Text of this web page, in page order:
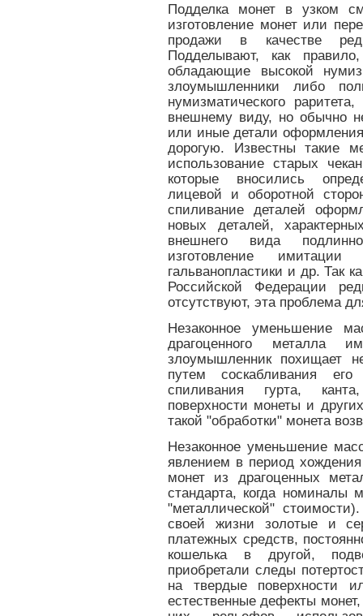
Подделка монет в узком
изготовление монет или
продажи в качестве
Подделывают, как
обладающие высокой
злоумышленники либо
нумизматического
внешнему виду, но обычно
или иные детали
дорогую. Известны такие
использование старых
которые вносились
лицевой и оборотной
спиливание деталей
новых деталей,
внешнего вида
изготовление
гальванопластики и др. Так
Российской Федерации
отсутствуют, эта проблема
Незаконное уменьшение
драгоценного металла
злоумышленник похищает
путем соскабливания
спиливания гурта,
поверхности монеты и
такой "обработки" монета
Незаконное уменьшение
явлением в период
монет из драгоценных
стандарта, когда номиналы
"металлической"
своей жизни золотые и
платежных средств,
кошелька в другой,
приобретали следы
на твердые поверхности
естественные дефекты